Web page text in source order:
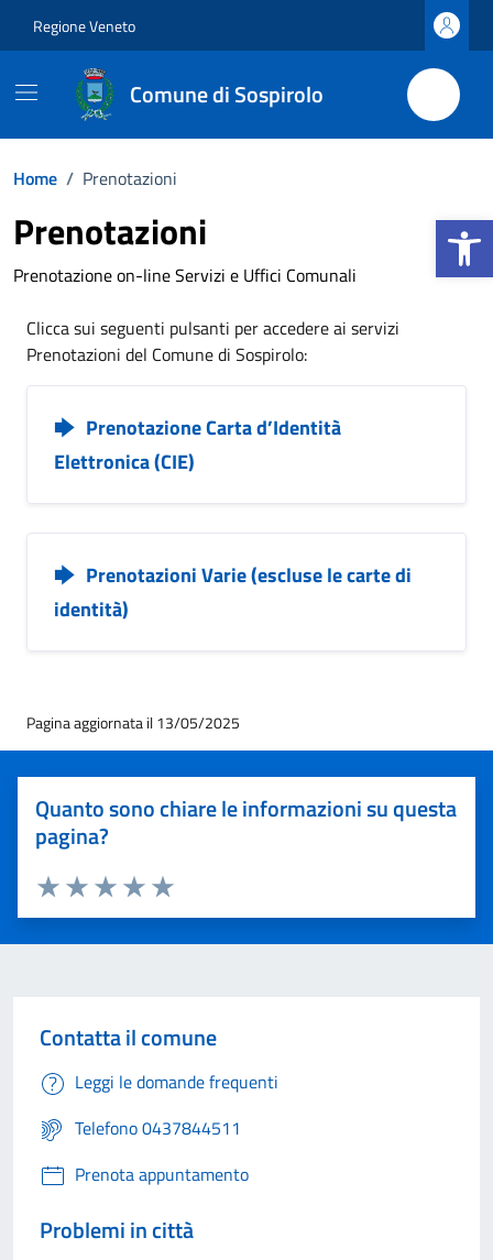
Apri la
Regione Veneto
Comune di Sospirolo
Home / Prenotazioni
Prenotazioni
Prenotazione on-line Servizi e Uffici Comunali
Clicca sui seguenti pulsanti per accedere ai servizi
Prenotazioni del Comune di Sospirolo:
Prenotazione Carta d’Identità
Elettronica (CIE)
Prenotazioni Varie (escluse le carte di
identità)
Pagina aggiornata il 13/05/2025
Quanto sono chiare le informazioni su questa
pagina?
Valuta 5 stelle su 5
Valuta 4 stelle su 5
Valuta 3 stelle su 5
Valuta 2 stelle su 5
Valuta 1 stelle su 5
Contatta il comune
Leggi le domande frequenti
Telefono 0437844511
Prenota appuntamento
Problemi in città